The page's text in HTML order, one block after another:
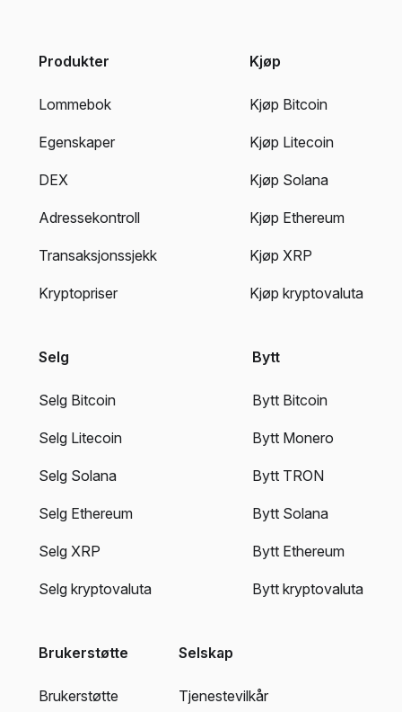
Produkter
Lommebok
Egenskaper
DEX
Adressekontroll
Transaksjonssjekk
Kryptopriser
Kjøp
Kjøp Bitcoin
Kjøp Litecoin
Kjøp Solana
Kjøp Ethereum
Kjøp XRP
Kjøp kryptovaluta
Selg
Selg Bitcoin
Selg Litecoin
Selg Solana
Selg Ethereum
Selg XRP
Selg kryptovaluta
Bytt
Bytt Bitcoin
Bytt Monero
Bytt TRON
Bytt Solana
Bytt Ethereum
Bytt kryptovaluta
Brukerstøtte
Brukerstøtte
Selskap
Tjenestevilkår